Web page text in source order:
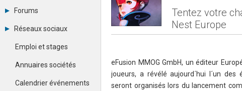
Forums
Tous les forums
Se connecter
Contacter un modérateur
Réseaux sociaux
Dailymotion
Facebook
Google+
Pinterest
Emploi et stages
Annuaires sociétés
Calendrier événements
Tentez votre
Nest Europe
eFusion MMOG GmbH, un éditeur
joueurs, a révélé aujourd´hui l´un
seront organisés lors du lancement